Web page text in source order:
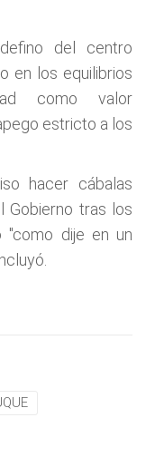
del centro
en los equilibrios
como valor
estricto a los
hacer cábalas
Gobierno tras los
"como dije en un